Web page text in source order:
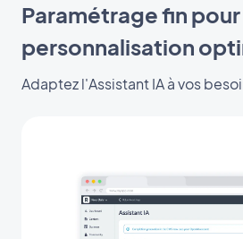
Paramétrage fin pour
personnalisation
Adaptez l'Assistant IA à vos